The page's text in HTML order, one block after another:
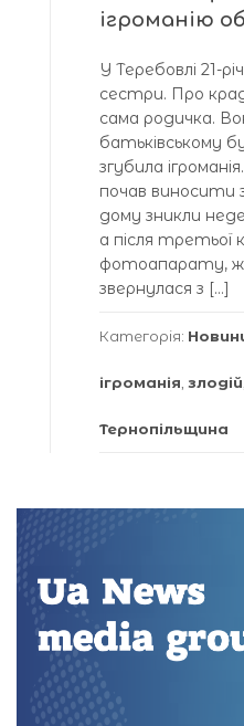
ігроманію
У Теребовлі 21-
сестри. Про
сама родичка.
батьківському
згубила
почав виносити
дому зникли
а після третьої
фотоапарату,
звернулася з […]
Категорія:
ігроманія, злодій,
Тернопільщина